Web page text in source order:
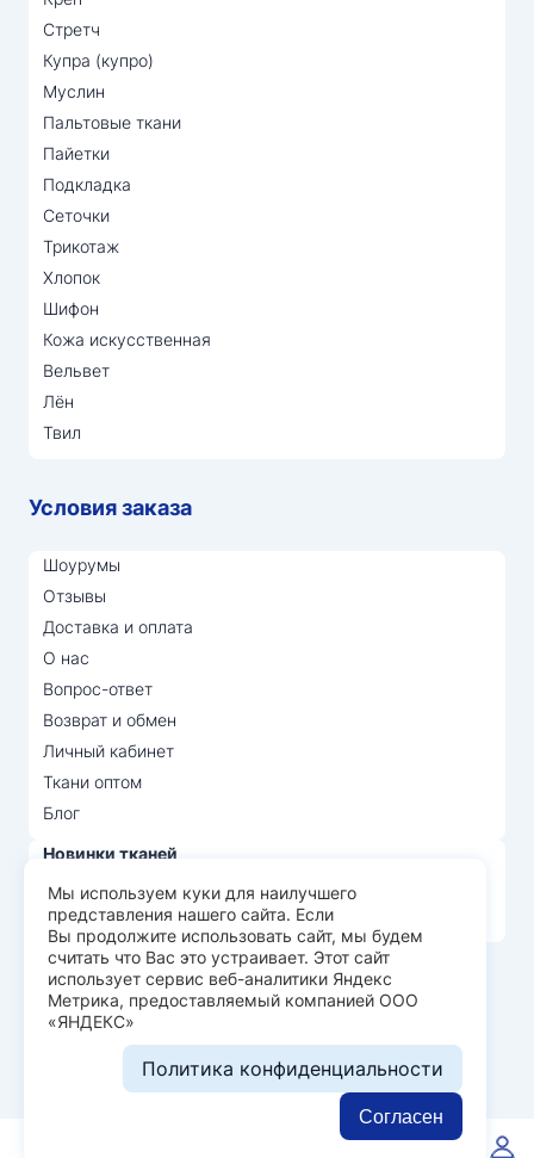
Стретч
Купра (купро)
Муслин
Пальтовые ткани
Пайетки
Подкладка
Сеточки
Трикотаж
Хлопок
Шифон
Кожа искусственная
Вельвет
Лён
Твил
Условия заказа
Шоурумы
Отзывы
Доставка и оплата
О нас
Вопрос-ответ
Возврат и обмен
Личный кабинет
Ткани оптом
Блог
Новинки тканей
Распродажа тканей
Лидеры продаж
© Арт Текс — продажа тканей оптом, 2026
Пользовательское соглашение
Политика конфиденциальности
Разработка сайта —
Мы используем куки для наилучшего
представления нашего сайта. Если
Вы продолжите использовать сайт, мы будем
считать что Вас это устраивает. Этот сайт
использует сервис веб-аналитики Яндекс
Метрика, предоставляемый компанией ООО
«ЯНДЕКС»
Политика конфиденциальности
Согласен